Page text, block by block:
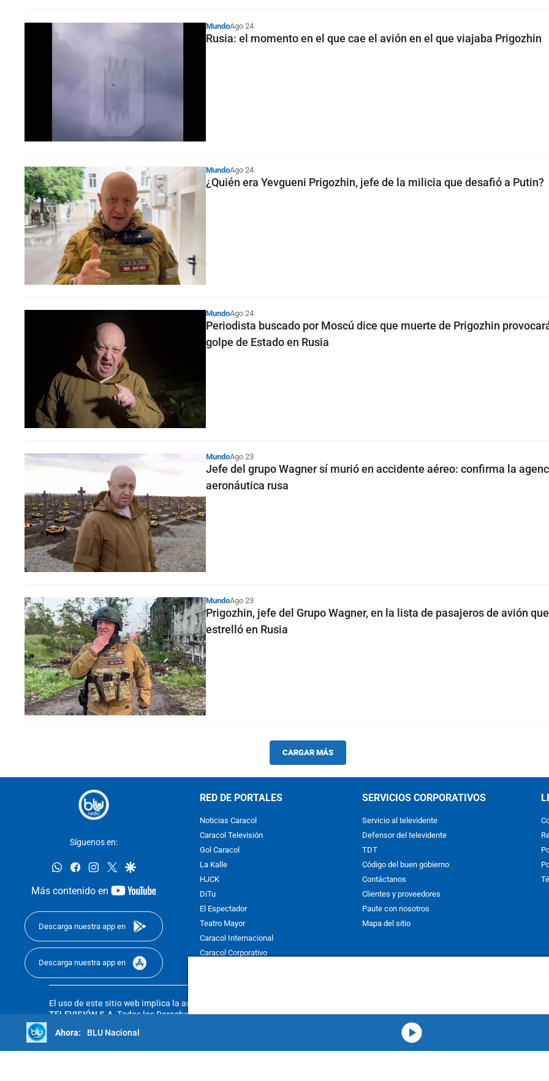
MundoAgo 24
Rusia: el momento en el que cae el avión en el que viajaba Prigozhin
MundoAgo 24
¿Quién era Yevgueni Prigozhin, jefe de la milicia que desafió a Putin?
MundoAgo 24
Periodista buscado por Moscú dice que muerte de Prigozhin
golpe de Estado en Rusia
MundoAgo 23
Jefe del grupo Wagner sí murió en accidente aéreo: confirma la
aeronáutica rusa
MundoAgo 23
Prigozhin, jefe del Grupo Wagner, en la lista de pasajeros de avión
estrelló en Rusia
CARGAR MÁS
Síguenos en:
whatsappfacebookinstagram
twittergoogle
Más contenido en
youtube-
Descarga nuestra app en
Descarga nuestra app en
RED DE PORTALES
Noticias Caracol
Caracol Televisión
Gol Caracol
La Kalle
HJCK
DiTu
El Espectador
Teatro Mayor
Caracol Internacional
Caracol Corporativo
SERVICIOS CORPORATIVOS
Servicio al televidente
Defensor del televidente
TDT
Código del buen gobierno
Contáctanos
Clientes y proveedores
Paute con nosotros
Mapa del sitio
El uso de este sitio web implica la aceptación de los
TELEVISIÓN S.A.Todos los Derechos Reservados D.R.A. Prohibida su reproducción total o parcial, así como su traducción a
sin autorización escrita de su titular. Reproduction in whole or in part, or translation without written permission is prohibited. All
reserved 2025.BLU Nacional